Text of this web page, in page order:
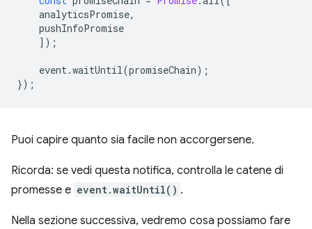
analyticsPromise,
pushInfoPromise
]);
event.waitUntil(promiseChain);
});
Puoi capire quanto sia facile non accorgersene.
Ricorda: se vedi questa notifica, controlla le catene di
promesse e event.waitUntil() .
Nella sezione successiva, vedremo cosa possiamo fare